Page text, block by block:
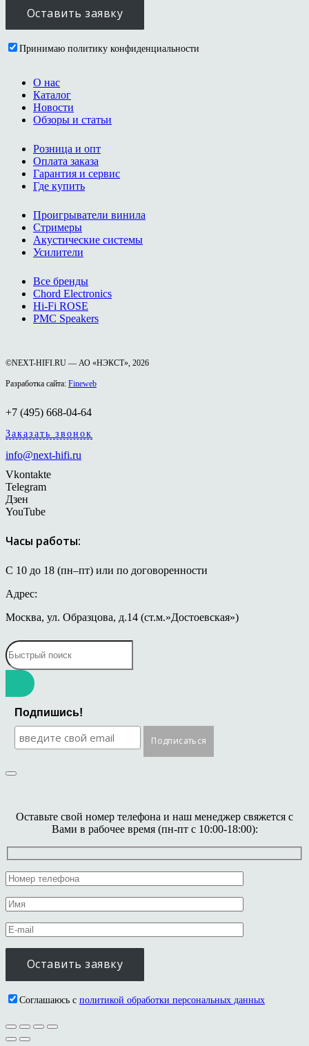
Принимаю политику конфиденциальности
О нас
Каталог
Новости
Обзоры и статьи
Розница и опт
Оплата заказа
Гарантия и сервис
Где купить
Проигрыватели винила
Стримеры
Акустические системы
Усилители
Все бренды
Chord Electronics
Hi-Fi ROSE
PMC Speakers
©NEXT-HIFI.RU — АО «НЭКСТ», 2026
Разработка сайта: Fineweb
+7 (495) 668-04-64
Заказать звонок
info@next-hifi.ru
Vkontakte
Telegram
Дзен
YouTube
Часы работы:
С 10 до 18 (пн–пт) или по договоренности
Адрес:
Москва, ул. Образцова, д.14 (ст.м.»Достоевская»)
Подпишись!
Оставьте свой номер телефона и наш менеджер свяжется с
Вами в рабочее время (пн-пт с 10:00-18:00):
Соглашаюсь с политикой обработки персональных данных